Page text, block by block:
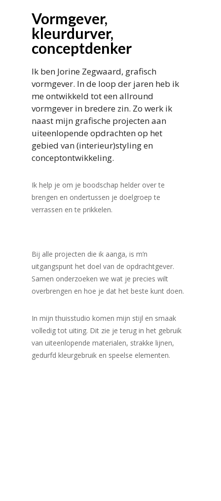
Vormgever,
kleurdurver,
conceptdenker
Ik ben Jorine Zegwaard, grafisch
vormgever. In de loop der jaren heb ik
me ontwikkeld tot een allround
vormgever in bredere zin. Zo werk ik
naast mijn grafische projecten aan
uiteenlopende opdrachten op het
gebied van (interieur)styling en
conceptontwikkeling.
Ik help je om je boodschap helder over te
brengen en ondertussen je doelgroep te
verrassen en te prikkelen.
Bij alle projecten die ik aanga, is m’n
uitgangspunt het doel van de opdrachtgever.
Samen onderzoeken we wat je precies wilt
overbrengen en hoe je dat het beste kunt doen.
In mijn thuisstudio komen mijn stijl en smaak
volledig tot uiting. Dit zie je terug in het gebruik
van uiteenlopende materialen, strakke lijnen,
gedurfd kleurgebruik en speelse elementen.